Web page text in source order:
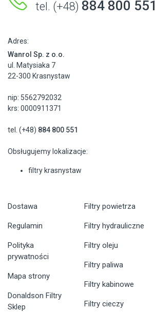
tel. (+48) 884 800 551
Adres:
Wanrol Sp. z o.o.
ul. Matysiaka 7
22-300 Krasnystaw
nip: 5562792032
krs: 0000911371
tel. (+48) 884 800 551
Obsługujemy lokalizacje:
filtry krasnystaw
Dostawa
Regulamin
Polityka
prywatności
Mapa strony
Donaldson Filtry
Sklep
Filtry powietrza
Filtry hydrauliczne
Filtry oleju
Filtry paliwa
Filtry kabinowe
Filtry cieczy